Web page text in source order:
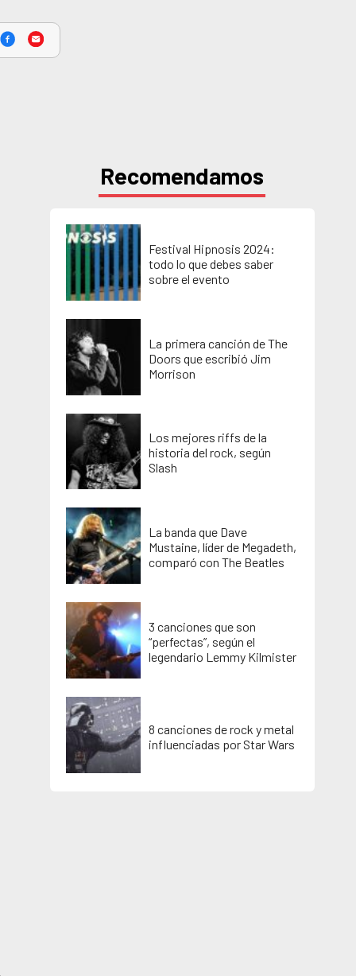
Recomendamos
Festival Hipnosis 2024:
todo lo que debes saber
sobre el evento
La primera canción de The
Doors que escribió Jim
Morrison
Los mejores riffs de la
historia del rock, según
Slash
La banda que Dave
Mustaine, líder de Megadeth,
comparó con The Beatles
3 canciones que son
“perfectas”, según el
legendario Lemmy Kilmister
8 canciones de rock y metal
influenciadas por Star Wars